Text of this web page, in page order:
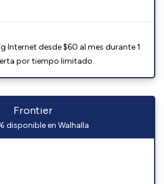
Internet desde $60 al mes durante 1
por tiempo limitado.
Frontier
disponible en Walhalla